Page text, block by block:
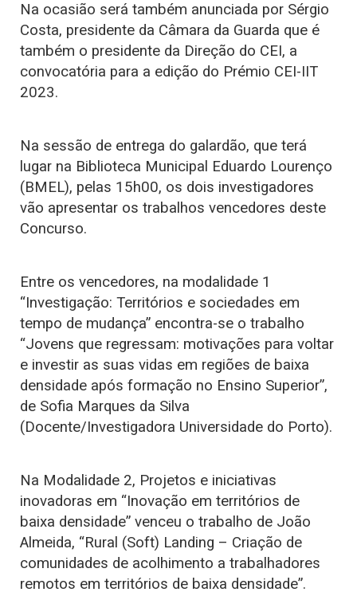
Na ocasião será também anunciada por Sérgio
Costa, presidente da Câmara da Guarda que é
também o presidente da Direção do CEI, a
convocatória para a edição do Prémio CEI-IIT
2023.
Na sessão de entrega do galardão, que terá
lugar na Biblioteca Municipal Eduardo Lourenço
(BMEL), pelas 15h00, os dois investigadores
vão apresentar os trabalhos vencedores deste
Concurso.
Entre os vencedores, na modalidade 1
“Investigação: Territórios e sociedades em
tempo de mudança” encontra-se o trabalho
“Jovens que regressam: motivações para voltar
e investir as suas vidas em regiões de baixa
densidade após formação no Ensino Superior”,
de Sofia Marques da Silva
(Docente/Investigadora Universidade do Porto).
Na Modalidade 2, Projetos e iniciativas
inovadoras em “Inovação em territórios de
baixa densidade” venceu o trabalho de João
Almeida, “Rural (Soft) Landing – Criação de
comunidades de acolhimento a trabalhadores
remotos em territórios de baixa densidade”.